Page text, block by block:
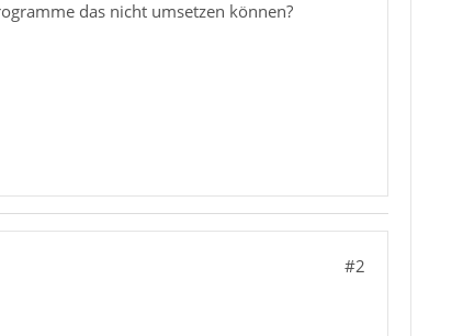
das nicht umsetzen können?
#2